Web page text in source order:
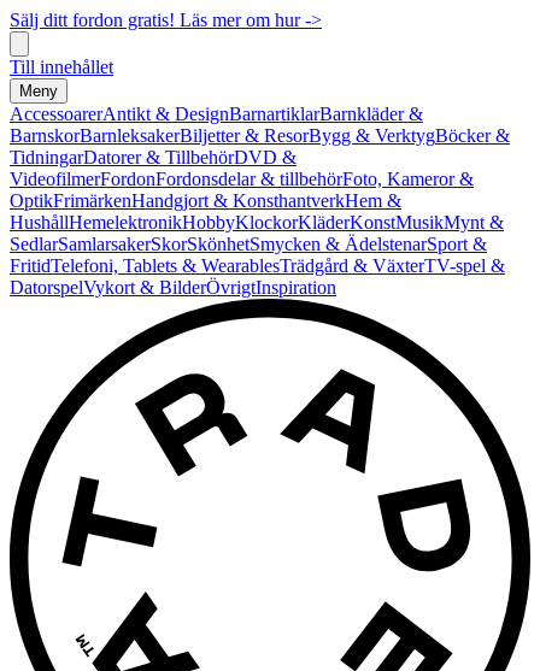
Sälj ditt fordon gratis! Läs mer om hur ->
Till innehållet
Meny
AccessoarerAntikt & DesignBarnartiklarBarnkläder &
BarnskorBarnleksakerBiljetter & ResorBygg & VerktygBöcker &
TidningarDatorer & TillbehörDVD &
VideofilmerFordonFordonsdelar & tillbehörFoto, Kameror &
OptikFrimärkenHandgjort & KonsthantverkHem &
HushållHemelektronikHobbyKlockorKläderKonstMusikMynt &
SedlarSamlarsakerSkorSkönhetSmycken & ÄdelstenarSport &
FritidTelefoni, Tablets & WearablesTrädgård & VäxterTV-spel &
DatorspelVykort & BilderÖvrigtInspiration